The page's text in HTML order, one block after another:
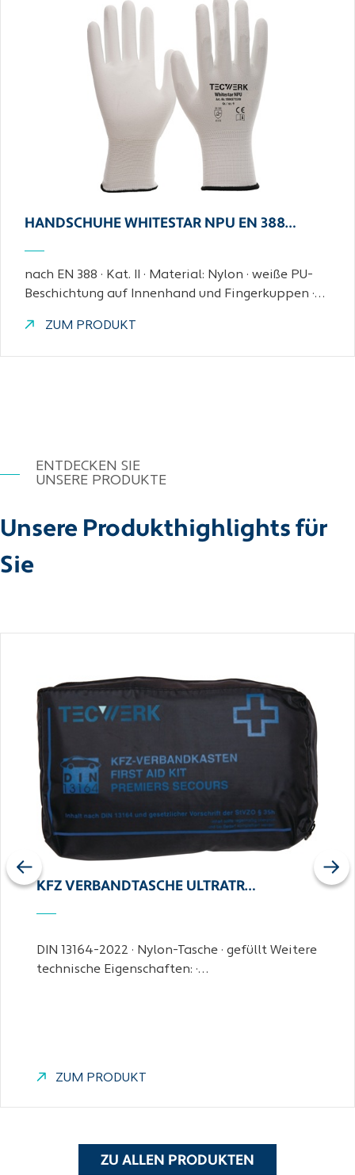
HANDSCHUHE WHITESTAR NPU EN 388…
nach EN 388 · Kat. II · Material: Nylon · weiße PU-
Beschichtung auf Innenhand und Fingerkuppen ·…
ZUM PRODUKT
ENTDECKEN SIE
UNSERE PRODUKTE
Unsere Produkthighlights für
Sie
KFZ VERBANDTASCHE ULTRATR…
DIN 13164-2022 · Nylon-Tasche · gefüllt Weitere
technische Eigenschaften: ·…
ZUM PRODUKT
Previous Next
ZU ALLEN PRODUKTEN